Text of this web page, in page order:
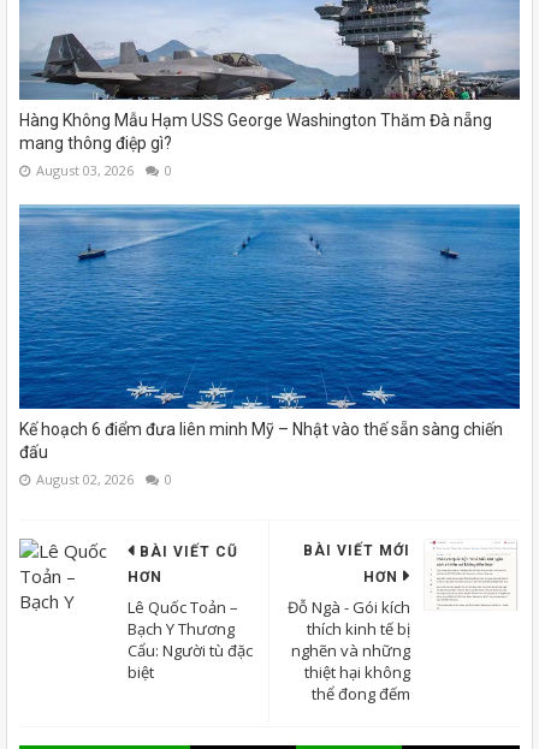
Hàng Không Mẫu Hạm USS George Washington Thăm Đà nẵng
mang thông điệp gì?
August 03, 2026 0
Kế hoạch 6 điểm đưa liên minh Mỹ – Nhật vào thế sẵn sàng chiến
đấu
August 02, 2026 0
BÀI VIẾT MỚI
HƠN
Đỗ Ngà - Gói kích
thích kinh tế bị
nghẽn và những
thiệt hại không
thể đong đếm
BÀI VIẾT CŨ
HƠN
Lê Quốc Toản –
Bạch Y Thương
Cẩu: Người tù đặc
biệt